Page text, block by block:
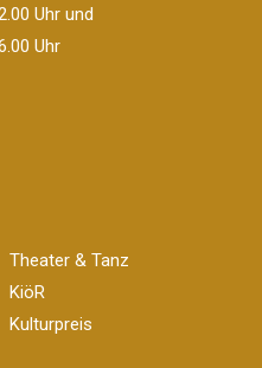
Uhr und
Uhr
Theater & Tanz
KiöR
Kulturpreis